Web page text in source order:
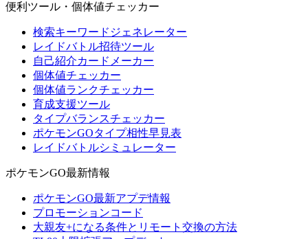
便利ツール・個体値チェッカー
検索キーワードジェネレーター
レイドバトル招待ツール
自己紹介カードメーカー
個体値チェッカー
個体値ランクチェッカー
育成支援ツール
タイプバランスチェッカー
ポケモンGOタイプ相性早見表
レイドバトルシミュレーター
ポケモンGO最新情報
ポケモンGO最新アプデ情報
プロモーションコード
大親友+になる条件とリモート交換の方法